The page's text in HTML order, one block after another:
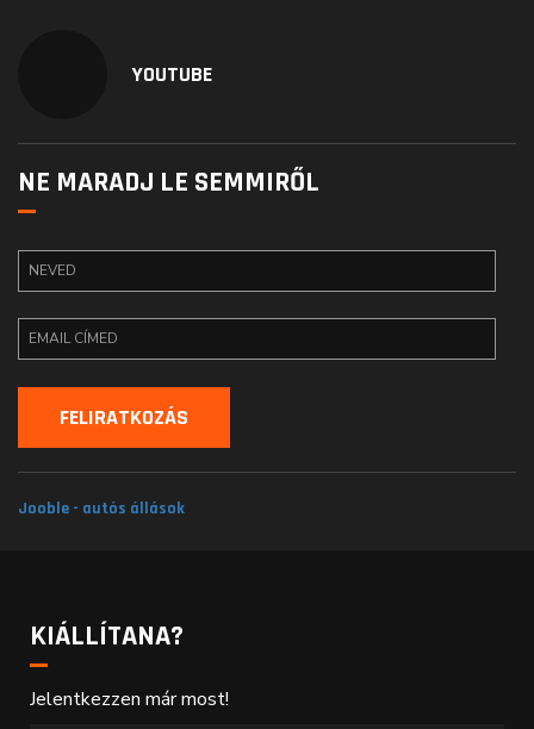
YOUTUBE
NE MARADJ LE SEMMIRŐL
Jooble - autós állások
KIÁLLÍTANA?
Jelentkezzen már most!